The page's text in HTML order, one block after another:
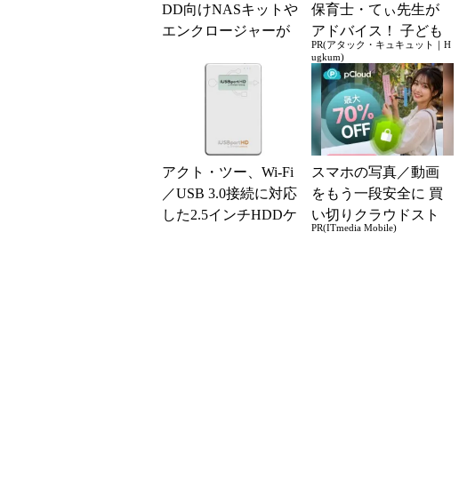
DD向けNASキットや
エンクロージャーが
保育士・てぃ先生が
アドバイス！ 子ども
の“おてつだい”に、
どんな声かけをすれ
ばいい...
PR(アタック・キュキュット｜H
ugkum)
アクト・ツー、Wi-Fi
／USB 3.0接続に対応
した2.5インチHDDケ
スマホの写真／動画
をもう一段安全に 買
い切りクラウドスト
レージ
PR(ITmedia Mobile)